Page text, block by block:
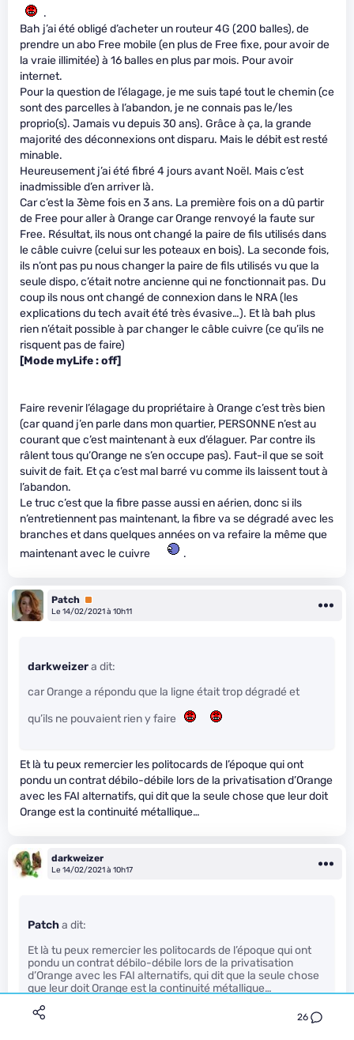
26
.
Bah j’ai été obligé d’acheter un routeur 4G (200 balles), de
prendre un abo Free mobile (en plus de Free fixe, pour avoir de
la vraie illimitée) à 16 balles en plus par mois. Pour avoir
internet.
Pour la question de l’élagage, je me suis tapé tout le chemin (ce
sont des parcelles à l’abandon, je ne connais pas le/les
proprio(s). Jamais vu depuis 30 ans). Grâce à ça, la grande
majorité des déconnexions ont disparu. Mais le débit est resté
minable.
Heureusement j’ai été fibré 4 jours avant Noël. Mais c’est
inadmissible d’en arriver là.
Car c’est la 3ème fois en 3 ans. La première fois on a dû partir
de Free pour aller à Orange car Orange renvoyé la faute sur
Free. Résultat, ils nous ont changé la paire de fils utilisés dans
le câble cuivre (celui sur les poteaux en bois). La seconde fois,
ils n’ont pas pu nous changer la paire de fils utilisés vu que la
seule dispo, c’était notre ancienne qui ne fonctionnait pas. Du
coup ils nous ont changé de connexion dans le NRA (les
explications du tech avait été très évasive…). Et là bah plus
rien n’était possible à par changer le câble cuivre (ce qu’ils ne
risquent pas de faire)
[Mode myLife : off]
Faire revenir l’élagage du propriétaire à Orange c’est très bien
(car quand j’en parle dans mon quartier, PERSONNE n’est au
courant que c’est maintenant à eux d’élaguer. Par contre ils
râlent tous qu’Orange ne s’en occupe pas). Faut-il que se soit
suivit de fait. Et ça c’est mal barré vu comme ils laissent tout à
l’abandon.
Le truc c’est que la fibre passe aussi en aérien, donc si ils
n’entretiennent pas maintenant, la fibre va se dégradé avec les
branches et dans quelques années on va refaire la même que
maintenant avec le cuivre
.
Patch Premium
Le 14/02/2021 à 10h11
darkweizera dit:
car Orange a répondu que la ligne était trop dégradé et
qu’ils ne pouvaient rien y faire
Et là tu peux remercier les politocards de l’époque qui ont
pondu un contrat débilo-débile lors de la privatisation d’Orange
avec les FAI alternatifs, qui dit que la seule chose que leur doit
Orange est la continuité métallique…
darkweizer
Le 14/02/2021 à 10h17
Patcha dit:
Et là tu peux remercier les politocards de l’époque qui ont
pondu un contrat débilo-débile lors de la privatisation
d’Orange avec les FAI alternatifs, qui dit que la seule chose
que leur doit Orange est la continuité métallique…